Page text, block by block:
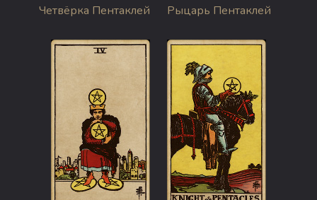
Четвёрка Пентаклей Рыцарь Пентаклей